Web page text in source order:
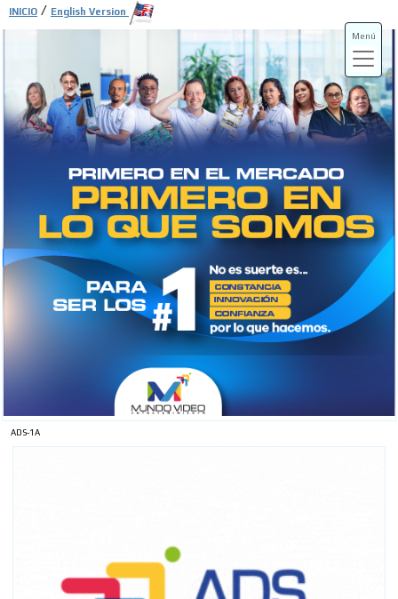
ADS-1A
Menú
INICIO / English Version
ADS-3A
ADS-3B